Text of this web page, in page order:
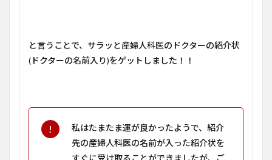
と言うことで、サラッと産婦人科医のドクターの紹介状
(ドクターの名前入り)をゲットしました！！
私はたまたま運が良かったようで、紹介
先の産婦人科医の名前が入った紹介状を
すぐに受け取ることができましたが、ご